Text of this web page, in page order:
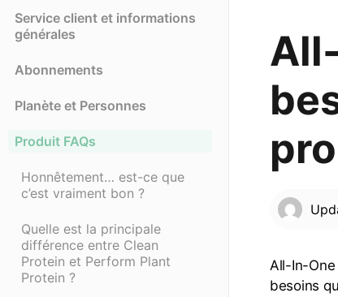
Service client et informations
générales
Abonnements
Planète et Personnes
Produit FAQs
Honnêtement… est-ce que
c’est vraiment bon ?
Quelle est la principale
différence entre Clean
Protein et Perform Plant
Protein ?
All-In-
besoins